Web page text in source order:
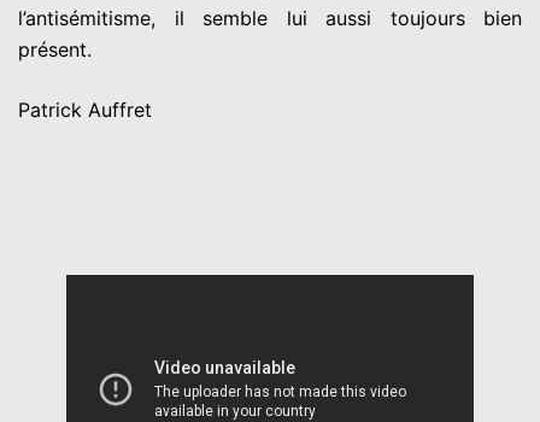
l’antisémitisme, il semble lui aussi toujours bien
présent.
Patrick Auffret